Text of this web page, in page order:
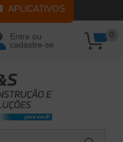
APLICATIVOS
Entre ou
cadastre-se
0